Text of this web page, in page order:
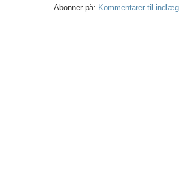
Abonner på: Kommentarer til